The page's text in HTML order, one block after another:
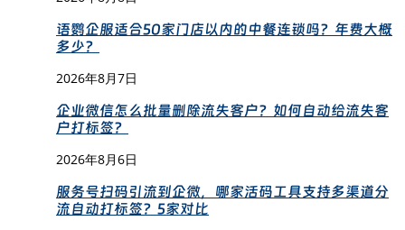
语鹦企服适合50家门店以内的中餐连锁吗？年费大概
多少？
2026年8月7日
企业微信怎么批量删除流失客户？如何自动给流失客
户打标签？
2026年8月6日
服务号扫码引流到企微，哪家活码工具支持多渠道分
流自动打标签？5家对比